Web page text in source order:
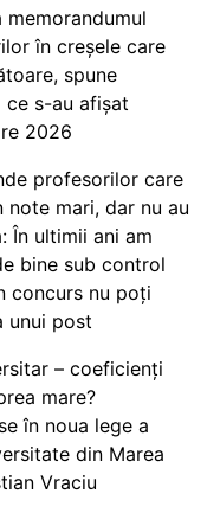
în creșele care
spune
ce s-au afișat
2026
profesorilor care
mari, dar nu au
În ultimii ani am
bine sub control
concurs nu poți
unui post
– coeficienți
mare?
în noua lege a
din Marea
Vraciu